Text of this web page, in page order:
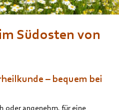
Südosten von
– bequem bei